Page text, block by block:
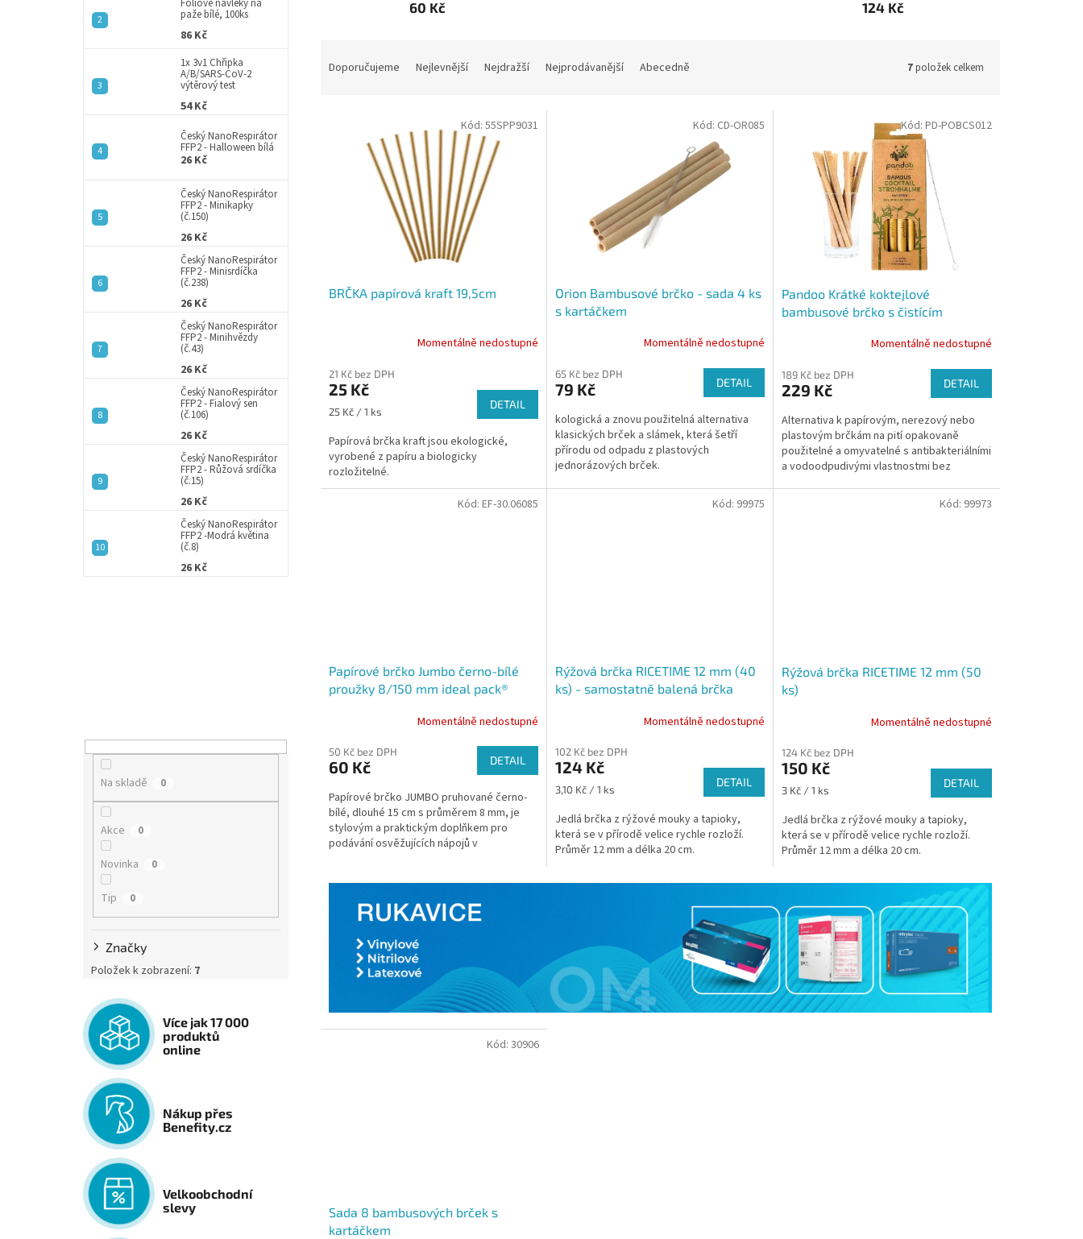
paže bílé, 100ks
86 Kč
1x 3v1 Chřipka
A/B/SARS-CoV-2
výtěrový test
54 Kč
Český NanoRespirátor
FFP2 - Halloween bílá
26 Kč
Český NanoRespirátor
FFP2 - Minikapky
(č.150)
26 Kč
Český NanoRespirátor
FFP2 - Minisrdíčka
(č.238)
26 Kč
Český NanoRespirátor
FFP2 - Minihvězdy
(č.43)
26 Kč
Český NanoRespirátor
FFP2 - Fialový sen
(č.106)
26 Kč
Český NanoRespirátor
FFP2 - Růžová srdíčka
(č.15)
26 Kč
Český NanoRespirátor
FFP2 -Modrá květina
(č.8)
26 Kč
Na skladě 0
Akce 0
Novinka 0
Tip 0
Značky
Položek k zobrazení: 7
Více jak 17 000
produktů
online
Nákup přes
Benefity.cz
Velkoobchodní
slevy
60 Kč
124 Kč
Doporučujeme Nejlevnější Nejdražší Nejprodávanější Abecedně 7položek celkem
BRČKA papírová kraft 19,5cm
Momentálně nedostupné
21 Kč bez DPH
25 Kč
Měrná
25 Kč / 1 ks
DETAIL
Papírová brčka kraft jsou ekologické,
vyrobené z papíru a biologicky
rozložitelné.
Kód: 55SPP9031
Orion Bambusové brčko - sada 4 ks
s kartáčkem
Momentálně nedostupné
65 Kč bez DPH
79 Kč DETAIL
kologická a znovu použitelná alternativa
klasických brček a slámek, která šetří
přírodu od odpadu z plastových
jednorázových brček.
Kód: CD-OR085
Pandoo Krátké koktejlové
bambusové brčko s čistícím
Momentálně nedostupné
189 Kč bez DPH
229 Kč DETAIL
Alternativa k papírovým, nerezový nebo
plastovým brčkám na pití opakovaně
použitelné a omyvatelné s antibakteriálními
a vodoodpudivými vlastnostmi bez
Kód: PD-POBCS012
Papírové brčko Jumbo černo-bílé
proužky 8/150 mm ideal pack®
Momentálně nedostupné
50 Kč bez DPH
60 Kč DETAIL
Papírové brčko JUMBO pruhované černo-
bílé, dlouhé 15 cm s průměrem 8 mm, je
stylovým a praktickým doplňkem pro
podávání osvěžujících nápojů v
Kód: EF-30.06085
Rýžová brčka RICETIME 12 mm (40
ks) - samostatně balená brčka
Momentálně nedostupné
102 Kč bez DPH
124 Kč
Měrná
3,10 Kč / 1 ks
DETAIL
Jedlá brčka z rýžové mouky a tapioky,
která se v přírodě velice rychle rozloží.
Průměr 12 mm a délka 20 cm.
Kód: 99975
Rýžová brčka RICETIME 12 mm (50
ks)
Momentálně nedostupné
124 Kč bez DPH
150 Kč
Měrná
3 Kč / 1 ks
DETAIL
Jedlá brčka z rýžové mouky a tapioky,
která se v přírodě velice rychle rozloží.
Průměr 12 mm a délka 20 cm.
Kód: 99973
Sada 8 bambusových brček s
kartáčkem
Kód: 30906